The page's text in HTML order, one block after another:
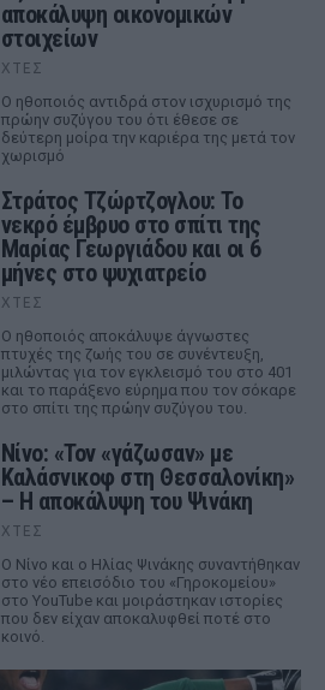
αποκάλυψη οικονομικών
στοιχείων
ΧΤΕΣ
Ο ηθοποιός αντιδρά στον ισχυρισμό της
πρώην συζύγου του ότι έθεσε σε
δεύτερη μοίρα την καριέρα της μετά τον
χωρισμό
Στράτος Τζώρτζογλου: Το
νεκρό έμβρυο στο σπίτι της
Μαρίας Γεωργιάδου και οι 6
μήνες στο ψυχιατρείο
ΧΤΕΣ
Ο ηθοποιός αποκάλυψε άγνωστες
πτυχές της ζωής του σε συνέντευξη,
μιλώντας για τον εγκλεισμό του στο 401
και το παράξενο εύρημα που τον σόκαρε
στο σπίτι της πρώην συζύγου του.
Νίνο: «Τον «γάζωσαν» με
Καλάσνικοφ στη Θεσσαλονίκη»
– Η αποκάλυψη του Ψινάκη
ΧΤΕΣ
Ο Νίνο και ο Ηλίας Ψινάκης συναντήθηκαν
στο νέο επεισόδιο του «Γηροκομείου»
στο YouTube και μοιράστηκαν ιστορίες
που δεν είχαν αποκαλυφθεί ποτέ στο
κοινό.